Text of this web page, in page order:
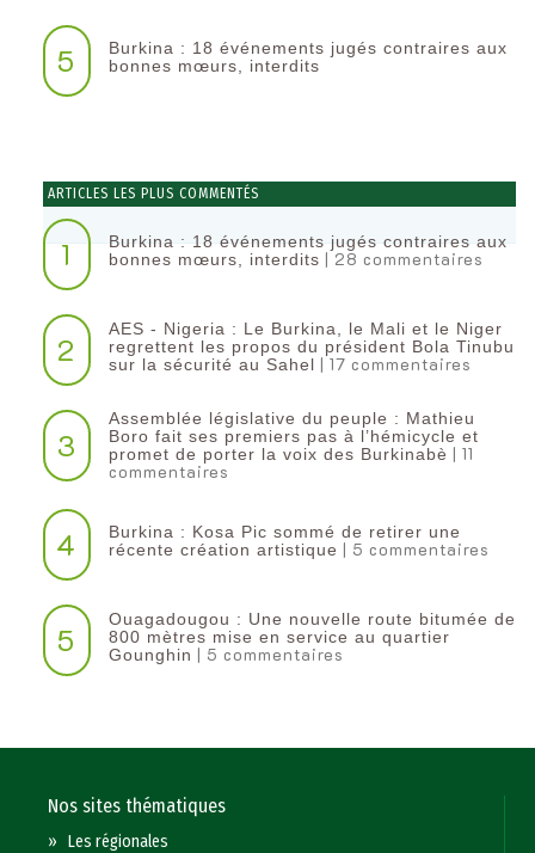
5
Burkina : 18 événements jugés contraires aux
bonnes mœurs, interdits
ARTICLES LES PLUS COMMENTÉS
1
Burkina : 18 événements jugés contraires aux
bonnes mœurs, interdits | 28 commentaires
2
AES - Nigeria : Le Burkina, le Mali et le Niger
regrettent les propos du président Bola Tinubu
sur la sécurité au Sahel | 17 commentaires
3
Assemblée législative du peuple : Mathieu
Boro fait ses premiers pas à l’hémicycle et
promet de porter la voix des Burkinabè | 11
commentaires
4
Burkina : Kosa Pic sommé de retirer une
récente création artistique | 5 commentaires
5
Ouagadougou : Une nouvelle route bitumée de
800 mètres mise en service au quartier
Gounghin | 5 commentaires
Nos sites thématiques
»Les régionales